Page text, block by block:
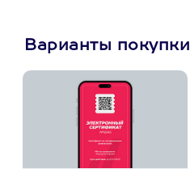
Варианты покупки